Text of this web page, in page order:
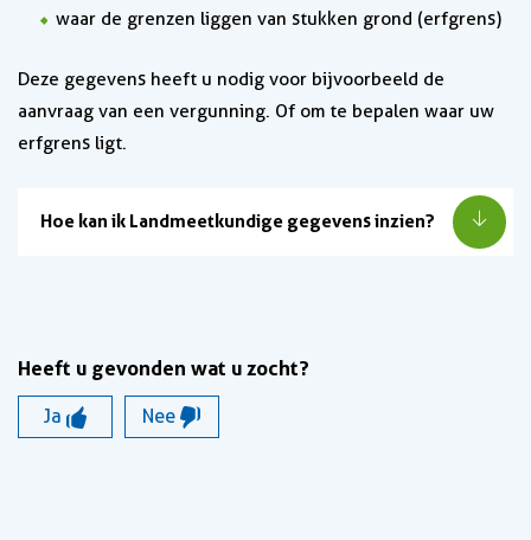
waar de grenzen liggen van stukken grond (erfgrens)
Deze gegevens heeft u nodig voor bijvoorbeeld de
aanvraag van een vergunning. Of om te bepalen waar uw
erfgrens ligt.
Hoe kan ik Landmeetkundige gegevens inzien?
Heeft u gevonden wat u zocht?
Ja Nee